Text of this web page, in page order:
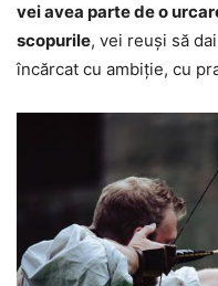
vei avea parte de o
scopurile, vei reuși să
încărcat cu ambiție, cu